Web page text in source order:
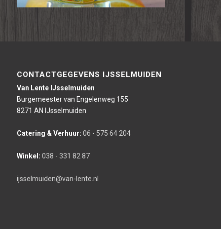
CONTACTGEGEVENS IJSSELMUIDEN
Van Lente IJsselmuiden
Burgemeester van Engelenweg 155
8271 AN IJsselmuiden
Catering & Verhuur: 06 - 575 64 204
Winkel: 038 - 331 82 87
ijsselmuiden@van-lente.nl